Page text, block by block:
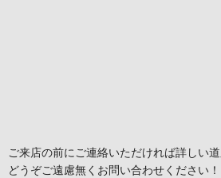
ご来店の前にご連絡いただければ詳しい道
どうぞご遠慮無くお問い合わせください！